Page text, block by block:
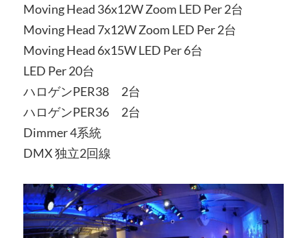
Moving Head 36x12W Zoom LED Per 2台
Moving Head 7x12W Zoom LED Per 2台
Moving Head 6x15W LED Per 6台
LED Per 20台
ハロゲンPER38 2台
ハロゲンPER36 2台
Dimmer 4系統
DMX 独立2回線